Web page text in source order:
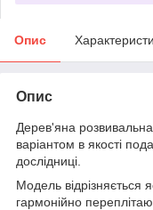
Опис
Опис
Дерев'яна
варіантом в якості
дослідниці.
Модель відрізняється
гармонійно